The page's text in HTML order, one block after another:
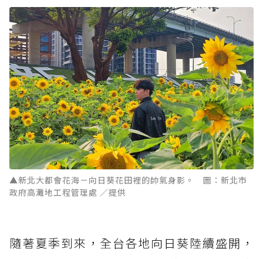
▲新北大都會花海－向日葵花田裡的帥氣身影。 圖：新北市
政府高灘地工程管理處 ／提供
隨著夏季到來，全台各地向日葵陸續盛開，